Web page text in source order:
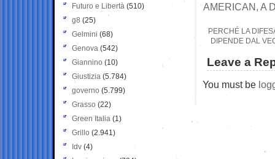
AMERICAN, A
PERCHÉ LA
DIPENDE DAL
Leave a
You must be
Futuro e Libertà (510)
g8 (25)
Gelmini (68)
Genova (542)
Giannino (10)
Giustizia (5.784)
governo (5.799)
Grasso (22)
Green Italia (1)
Grillo (2.941)
Idv (4)